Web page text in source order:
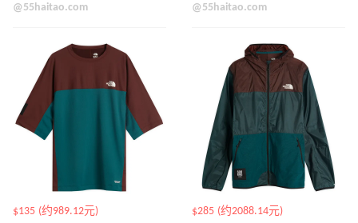
@55haitao.com
@55haitao.com
$135 (约989.12元)
$285 (约2088.14元)